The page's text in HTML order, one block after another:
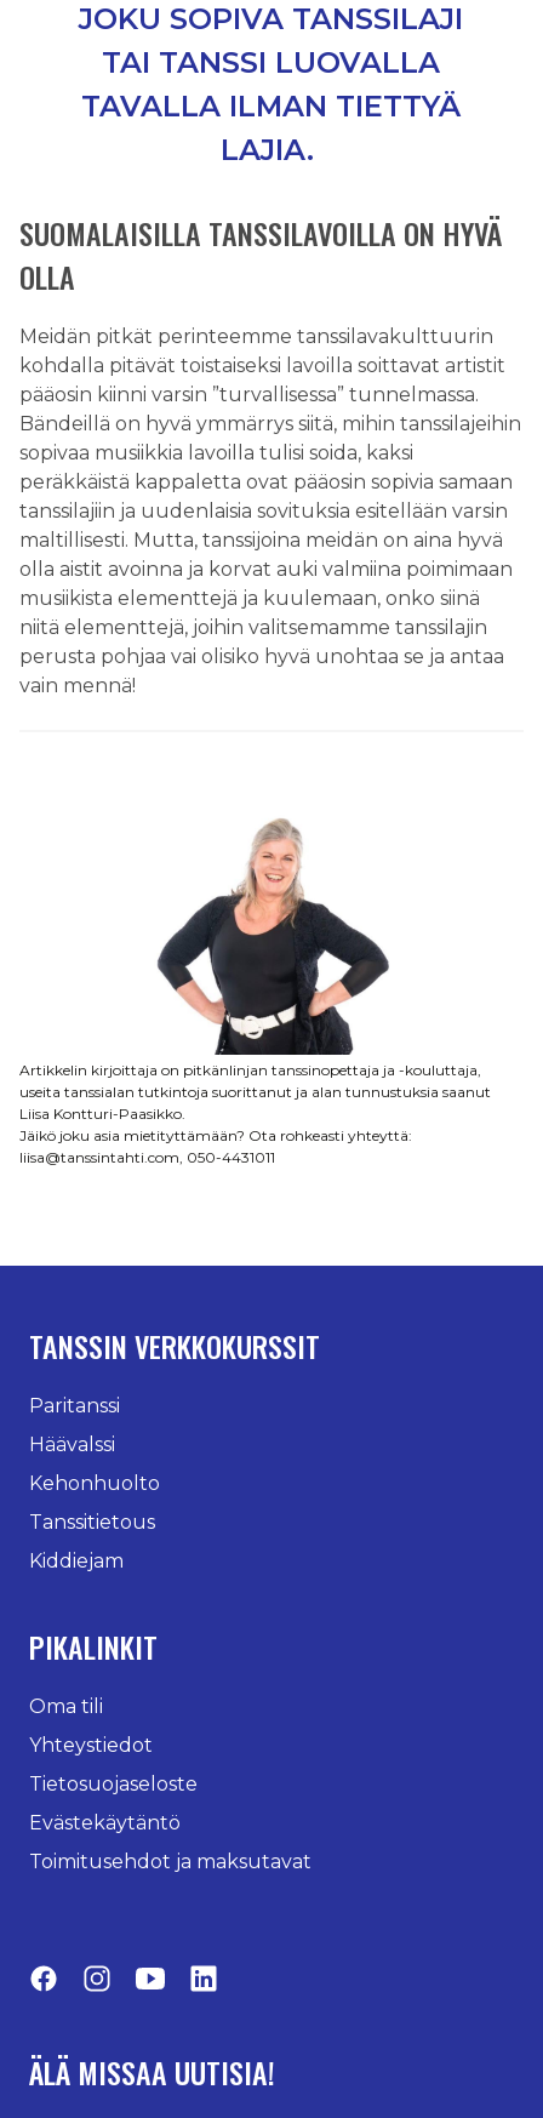
JOKU SOPIVA TANSSILAJI
TAI TANSSI LUOVALLA
TAVALLA ILMAN TIETTYÄ
LAJIA.
SUOMALAISILLA TANSSILAVOILLA ON HYVÄ
OLLA
Meidän pitkät perinteemme tanssilavakulttuurin
kohdalla pitävät toistaiseksi lavoilla soittavat artistit
pääosin kiinni varsin ”turvallisessa” tunnelmassa.
Bändeillä on hyvä ymmärrys siitä, mihin tanssilajeihin
sopivaa musiikkia lavoilla tulisi soida, kaksi
peräkkäistä kappaletta ovat pääosin sopivia samaan
tanssilajiin ja uudenlaisia sovituksia esitellään varsin
maltillisesti. Mutta, tanssijoina meidän on aina hyvä
olla aistit avoinna ja korvat auki valmiina poimimaan
musiikista elementtejä ja kuulemaan, onko siinä
niitä elementtejä, joihin valitsemamme tanssilajin
perusta pohjaa vai olisiko hyvä unohtaa se ja antaa
vain mennä!
Artikkelin kirjoittaja on pitkänlinjan tanssinopettaja ja -kouluttaja,
useita tanssialan tutkintoja suorittanut ja alan tunnustuksia saanut
Liisa Kontturi-Paasikko.
Jäikö joku asia mietityttämään? Ota rohkeasti yhteyttä:
liisa@tanssintahti.com, 050-4431011
TANSSIN VERKKOKURSSIT
Paritanssi
Häävalssi
Kehonhuolto
Tanssitietous
Kiddiejam
PIKALINKIT
Oma tili
Yhteystiedot
Tietosuojaseloste
Evästekäytäntö
Toimitusehdot ja maksutavat
FacebookInstagramYouTube
ÄLÄ MISSAA UUTISIA!